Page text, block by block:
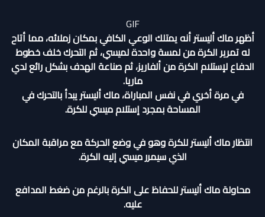
GIF
أظهر ماك أليستر أنه يمتلك الوعي الكافي بمكان زملائه، مما أتاح
له تمرير الكرة من لمسة واحدة لميسي، ثم التحرك خلف خطوط
الدفاع لإستلام الكرة من ألفاريز، ثم صناعة الهدف بشكل رائع لدي
ماريا.
في مرة أخري في نفس المباراة، ماك أليستر يبدأ بالتحرك في
المساحة بمجرد إستلام ميسي للكرة.
انتظار ماك أليستر للكرة وهو في وضع الحركة مع مراقبة المكان
الذي سيمرر ميسي إليه الكرة.
محاولة ماك أليستر للحفاظ على الكرة بالرغم من ضغط المدافع
عليه.